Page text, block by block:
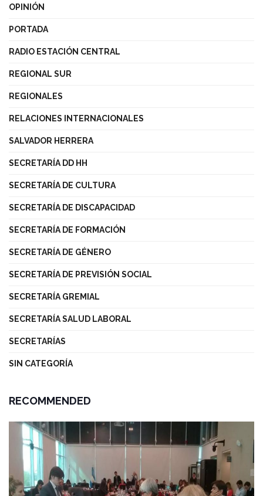
OPINIÓN
PORTADA
RADIO ESTACIÓN CENTRAL
REGIONAL SUR
REGIONALES
RELACIONES INTERNACIONALES
SALVADOR HERRERA
SECRETARÍA DD HH
SECRETARÍA DE CULTURA
SECRETARÍA DE DISCAPACIDAD
SECRETARÍA DE FORMACIÓN
SECRETARÍA DE GÉNERO
SECRETARÍA DE PREVISIÓN SOCIAL
SECRETARÍA GREMIAL
SECRETARÍA SALUD LABORAL
SECRETARÍAS
SIN CATEGORÍA
RECOMMENDED